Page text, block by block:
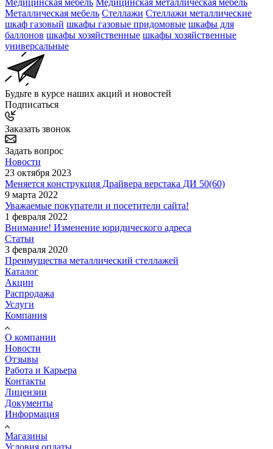
Металлическая мебель Стеллажи Стеллажи металлические
шкаф газовый шкафы газовые придомовые шкафы для
баллонов шкафы хозяйственные шкафы хозяйственные
универсальные
Будьте в курсе наших акций и новостей
Подписаться
Заказать звонок
Задать вопрос
Новости
23 октября 2023
Меняется конструкция Драйвера верстака ДИ 50(60)
9 марта 2022
Уважаемые покупатели и посетители сайта!
1 февраля 2022
Внимание! Изменение юридического адреса
Статьи
3 февраля 2020
Преимущества металлический стеллажей
Каталог
Акции
Распродажа
Услуги
Компания
О компании
Новости
Отзывы
Работа и Карьера
Контакты
Лицензии
Документы
Информация
Магазины
Условия оплаты